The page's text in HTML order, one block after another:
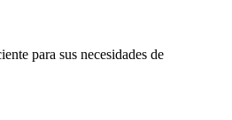
para sus necesidades de